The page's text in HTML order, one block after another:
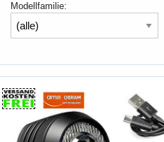
Modellfamilie: